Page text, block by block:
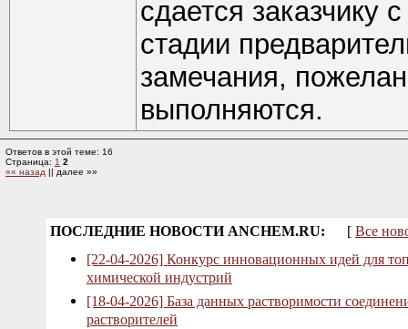
сдается заказчику
стадии
замечания,
выполняются.
Ответов в этой теме: 16
Страница: 1 2
«« назад || далее »»
ПОСЛЕДНИЕ НОВОСТИ ANCHEM.RU: [ Все
[22-04-2026] Конкурс инновационных идей для
химической индустрий
[18-04-2026] База данных растворимости
растворителей